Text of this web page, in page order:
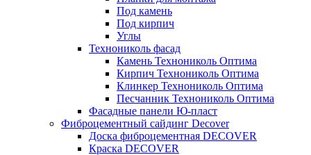
Под камень
Под кирпич
Углы
Технониколь фасад
Камень Технониколь Оптима
Кирпич Технониколь Оптима
Клинкер Технониколь Оптима
Песчанник Технониколь Оптима
Фасадные панели Ю-пласт
Фиброцементный сайдинг Decover
Доска фиброцементная DECOVER
Краска DECOVER